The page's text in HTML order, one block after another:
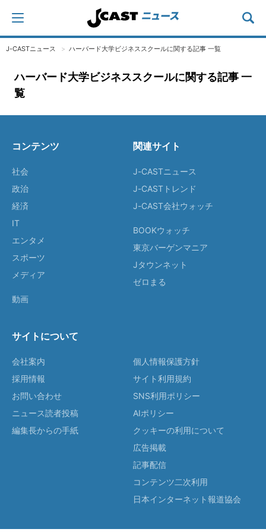
J-CASTニュース ハーバード大学ビジネススクールに関する記事 一覧
ハーバード大学ビジネススクールに関する記事 一
覧
コンテンツ
社会
政治
経済
IT
エンタメ
スポーツ
メディア
動画
関連サイト
J-CASTニュース
J-CASTトレンド
J-CAST会社ウォッチ
BOOKウォッチ
東京バーゲンマニア
Jタウンネット
ゼロまる
サイトについて
会社案内
採用情報
お問い合わせ
ニュース読者投稿
編集長からの手紙
個人情報保護方針
サイト利用規約
SNS利用ポリシー
AIポリシー
クッキーの利用について
広告掲載
記事配信
コンテンツ二次利用
日本インターネット報道協会